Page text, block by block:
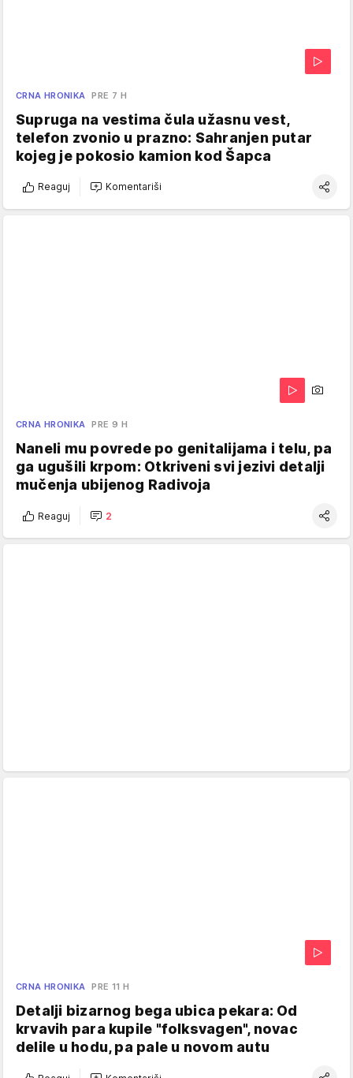
CRNA HRONIKA PRE 7 H
Supruga na vestima čula užasnu vest,
telefon zvonio u prazno: Sahranjen putar
kojeg je pokosio kamion kod Šapca
Reaguj Komentariši
CRNA HRONIKA PRE 9 H
Naneli mu povrede po genitalijama i telu, pa
ga ugušili krpom: Otkriveni svi jezivi detalji
mučenja ubijenog Radivoja
Reaguj 2
CRNA HRONIKA PRE 11 H
Detalji bizarnog bega ubica pekara: Od
krvavih para kupile "folksvagen", novac
delile u hodu, pa pale u novom autu